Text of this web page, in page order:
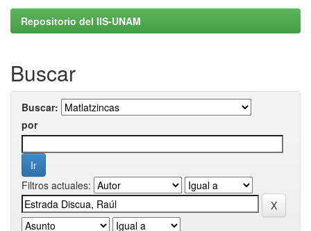
Repositorio del IIS-UNAM
Buscar
Buscar:
por
Filtros actuales: